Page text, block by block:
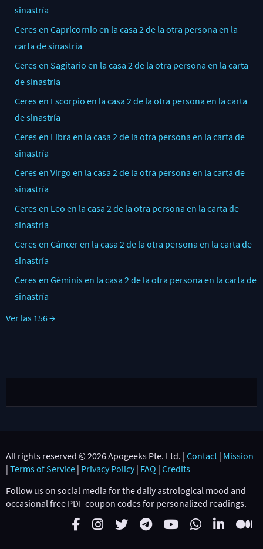
sinastría
Ceres en Capricornio en la casa 2 de la otra persona en la
carta de sinastría
Ceres en Sagitario en la casa 2 de la otra persona en la carta
de sinastría
Ceres en Escorpio en la casa 2 de la otra persona en la carta
de sinastría
Ceres en Libra en la casa 2 de la otra persona en la carta de
sinastría
Ceres en Virgo en la casa 2 de la otra persona en la carta de
sinastría
Ceres en Leo en la casa 2 de la otra persona en la carta de
sinastría
Ceres en Cáncer en la casa 2 de la otra persona en la carta de
sinastría
Ceres en Géminis en la casa 2 de la otra persona en la carta de
sinastría
Ver las 156 →
All rights reserved © 2026 Apogeeks Pte. Ltd. | Contact | Mission
| Terms of Service | Privacy Policy| FAQ | Credits
Follow us on social media for the daily astrological mood and
occasional free PDF coupon codes for personalized readings.